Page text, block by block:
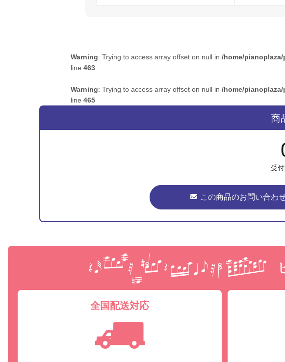
Warning: Trying to access array offset on null in /home/
line 463
Warning: Trying to access array offset on null in /home/
line 465
商
受
この商品のお問い合わ
全国配送対応